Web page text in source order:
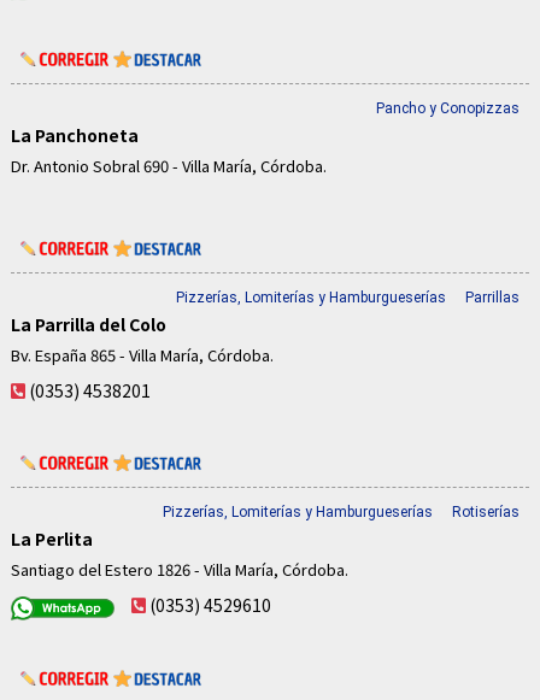
Pancho y Conopizzas
La Panchoneta
Dr. Antonio Sobral 690 - Villa María, Córdoba.
Pizzerías, Lomiterías y Hamburgueserías Parrillas
La Parrilla del Colo
Bv. España 865 - Villa María, Córdoba.
(0353) 4538201
Pizzerías, Lomiterías y Hamburgueserías Rotiserías
La Perlita
Santiago del Estero 1826 - Villa María, Córdoba.
(0353) 4529610